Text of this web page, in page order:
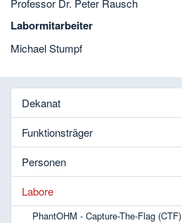
Labormitarbeiter
Michael Stumpf
Dekanat
Funktionsträger
Personen
Labore
PhantOHM - Capture-The-Flag (CTF)